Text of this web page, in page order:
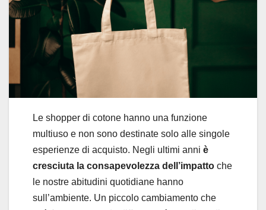
Le shopper di cotone hanno una funzione
multiuso e non sono destinate solo alle singole
esperienze di acquisto. Negli ultimi anni è
cresciuta la consapevolezza dell’impatto che
le nostre abitudini quotidiane hanno
sull’ambiente. Un piccolo cambiamento che